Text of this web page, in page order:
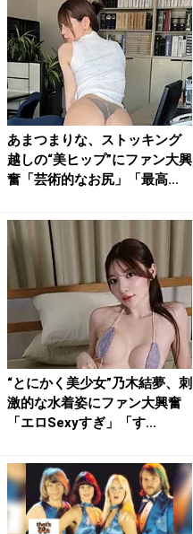
あまつまりな、ストッキング
越しの“美ヒップ”にファン大興
奮「芸術的なお尻」「最高...
“とにかく美少女”乃木結夢、刺
激的な水着姿にファン大興奮
「エロSexyすぎ」「す...